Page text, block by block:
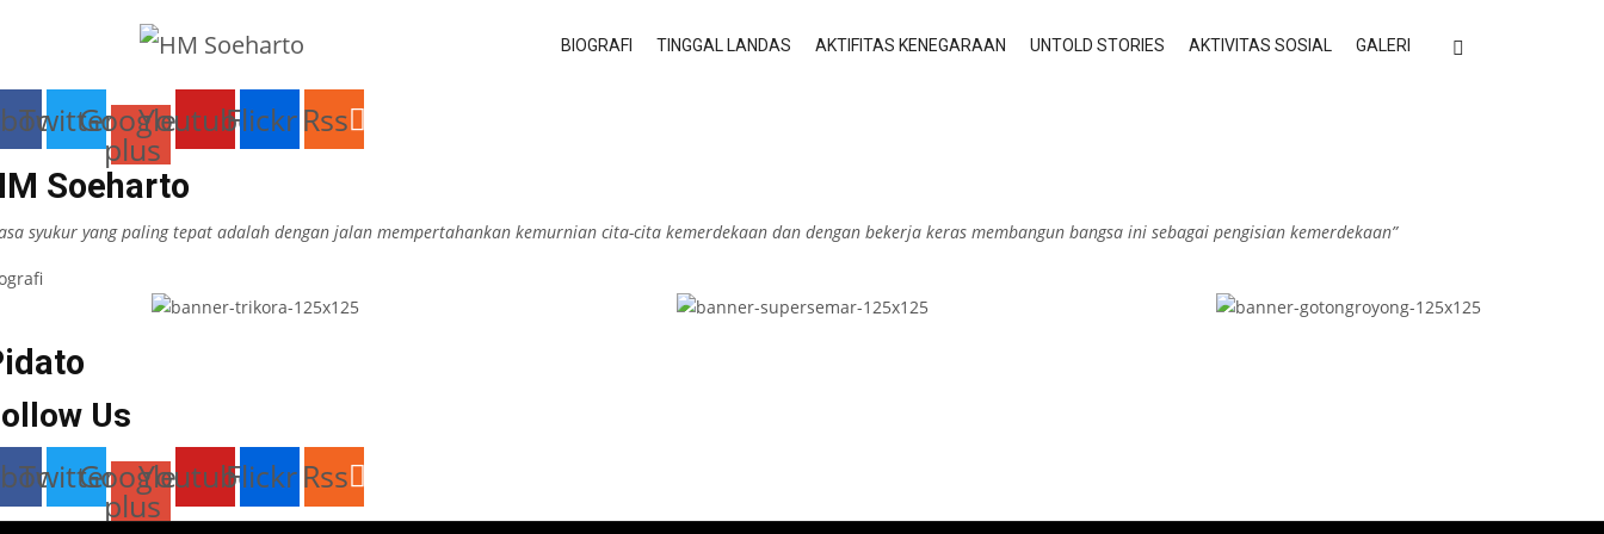
BIOGRAFI TINGGAL LANDAS AKTIFITAS KENEGARAAN UNTOLD STORIES AKTIVITAS SOSIAL GALERI
TwitterGoogle-
plus
YoutubeFlickrRss
Soeharto
syukur yang paling tepat adalah dengan jalan mempertahankan kemurnian cita-cita kemerdekaan dan dengan bekerja keras membangun bangsa ini sebagai pengisian kemerdekaan”
Us
TwitterGoogle-
plus
YoutubeFlickrRss